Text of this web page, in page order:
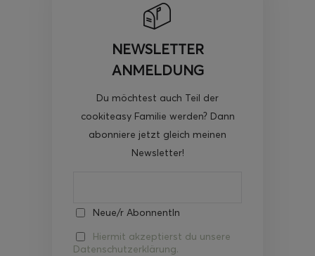
NEWSLETTER
ANMELDUNG
Du möchtest auch Teil der
cookiteasy Familie werden? Dann
abonniere jetzt gleich meinen
Newsletter!
Neue/r AbonnentIn
Hiermit akzeptierst du unsere
Datenschutzerklärung.